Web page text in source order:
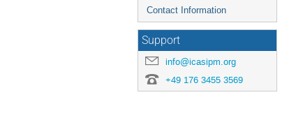
Contact Information
Support
info@icasipm.org
+49 176 3455 3569